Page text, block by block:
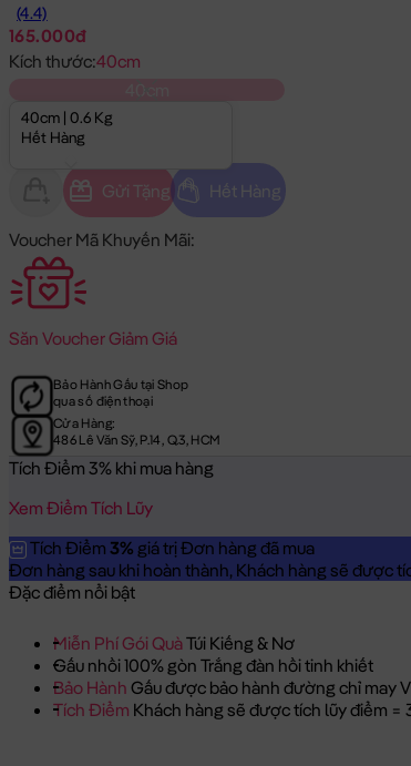
(4.4)
165.000đ
Kích thước:40cm
40cm | 0.6 Kg
Hết Hàng
Gửi Tặng Hết Hàng
Voucher Mã Khuyến Mãi:
Săn Voucher Giảm Giá
Bảo Hành Gấu tại Shop
qua số điện thoại
Cửa Hàng:
486 Lê Văn Sỹ, P.14, Q.3, HCM
Tích Điểm 3% khi mua hàng
Xem Điểm Tích Lũy
Tích Điểm 3% giá trị Đơn hàng đã mua
Đơn hàng sau khi hoàn thành, Khách hàng sẽ được
Đặc điểm nổi bật
Miễn Phí Gói QuàTúi Kiếng & Nơ
Gấu nhồi 100% gòn Trắng đàn hồi tinh khiết
Bảo Hành Gấu được bảo hành đường chỉ may
Tích Điểm Khách hàng sẽ được tích lũy điểm =